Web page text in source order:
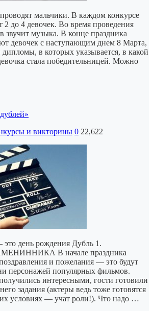
мальчики. В каждом конкурсе
2 до 4 девочек. Во время проведения
звучит музыка. В конце праздника
девочек с наступающим днем 8 Марта,
в которых указывается, в какой
стала победительницей. Можно
и викторины 0 22,622
день рождения Дубль 1.
В начале праздника
и пожелания — это будут
персонажей популярных фильмов.
интересными, гости готовили
задания (актеры ведь тоже готовятся
условиях — учат роли!). Что надо …